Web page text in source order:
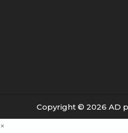
Copyright © 2026 AD
×